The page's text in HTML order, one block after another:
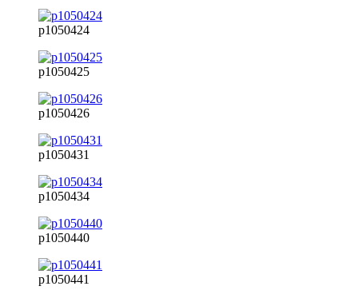
p1050424
p1050425
p1050426
p1050431
p1050434
p1050440
p1050441